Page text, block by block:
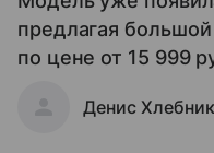
предлагая
по цене от 15 999
Денис